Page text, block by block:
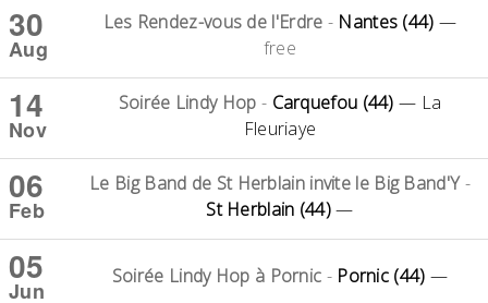
30
Aug
Les Rendez-vous de l'Erdre - Nantes (44) —
free
14
Nov
Soirée Lindy Hop - Carquefou (44) — La
Fleuriaye
06
Feb
Le Big Band de St Herblain invite le Big Band'Y-
St Herblain (44)—
05
Jun
Soirée Lindy Hop à Pornic - Pornic (44) —